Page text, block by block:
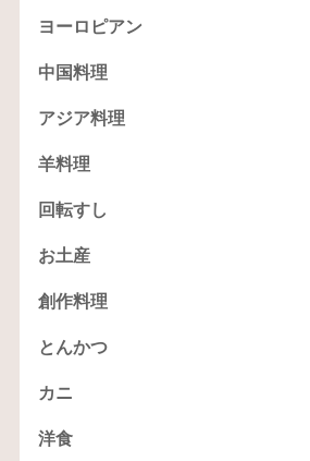
ヨーロピアン
中国料理
アジア料理
羊料理
回転すし
お土産
創作料理
とんかつ
カニ
洋食